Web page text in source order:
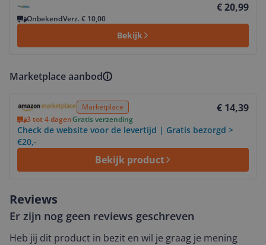
€ 20,99
OnbekendVerz. € 10,00
Bekijk
Marketplace aanbod
Marketplace € 14,39
3 tot 4 dagenGratis verzending
Check de website voor de levertijd | Gratis bezorgd >
€20,-
Bekijk product
Reviews
Er zijn nog geen reviews geschreven
Heb jij dit product in bezit en wil je graag je mening